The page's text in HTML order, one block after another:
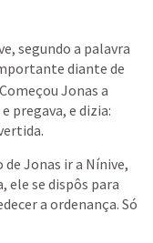
segundo a palavra
diante de
Começou Jonas a
pregava, e dizia:
Jonas ir a Nínive,
ele se dispôs para
a ordenança. Só